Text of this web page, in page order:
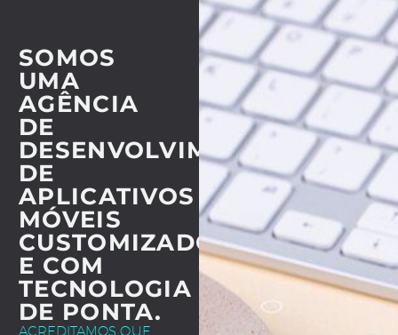
SOMOS
UMA
AGÊNCIA
DE
DESENVOLVIMENTO
DE
APLICATIVOS
MÓVEIS
CUSTOMIZADOS
E COM
TECNOLOGIA
DE PONTA.
ACREDITAMOS QUE